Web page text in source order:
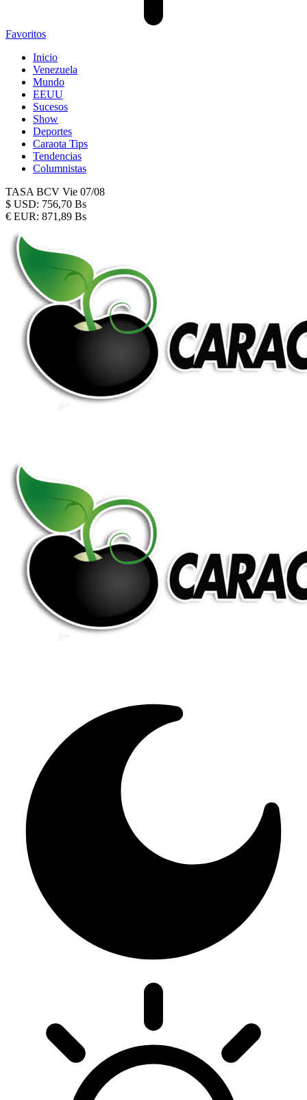
Favoritos
Inicio
Venezuela
Mundo
EEUU
Sucesos
Show
Deportes
Caraota Tips
Tendencias
Columnistas
TASA BCV Vie 07/08
$ USD: 756,70 Bs
€ EUR: 871,89 Bs